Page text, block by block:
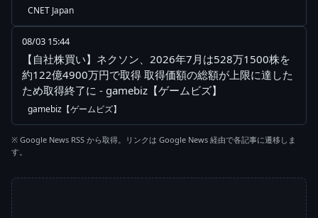
CNET Japan
08/03 15:44
【自社株買い】ネクソン、2026年7月は528万1500株を
約122億4900万円で取得 取得価額の総額が上限に達した
ため取得終了に - gamebiz【ゲームビズ】
gamebiz【ゲームビズ】
※ Google News RSS から取得。リンクは Google News 経由で各記事に遷移しま
す。